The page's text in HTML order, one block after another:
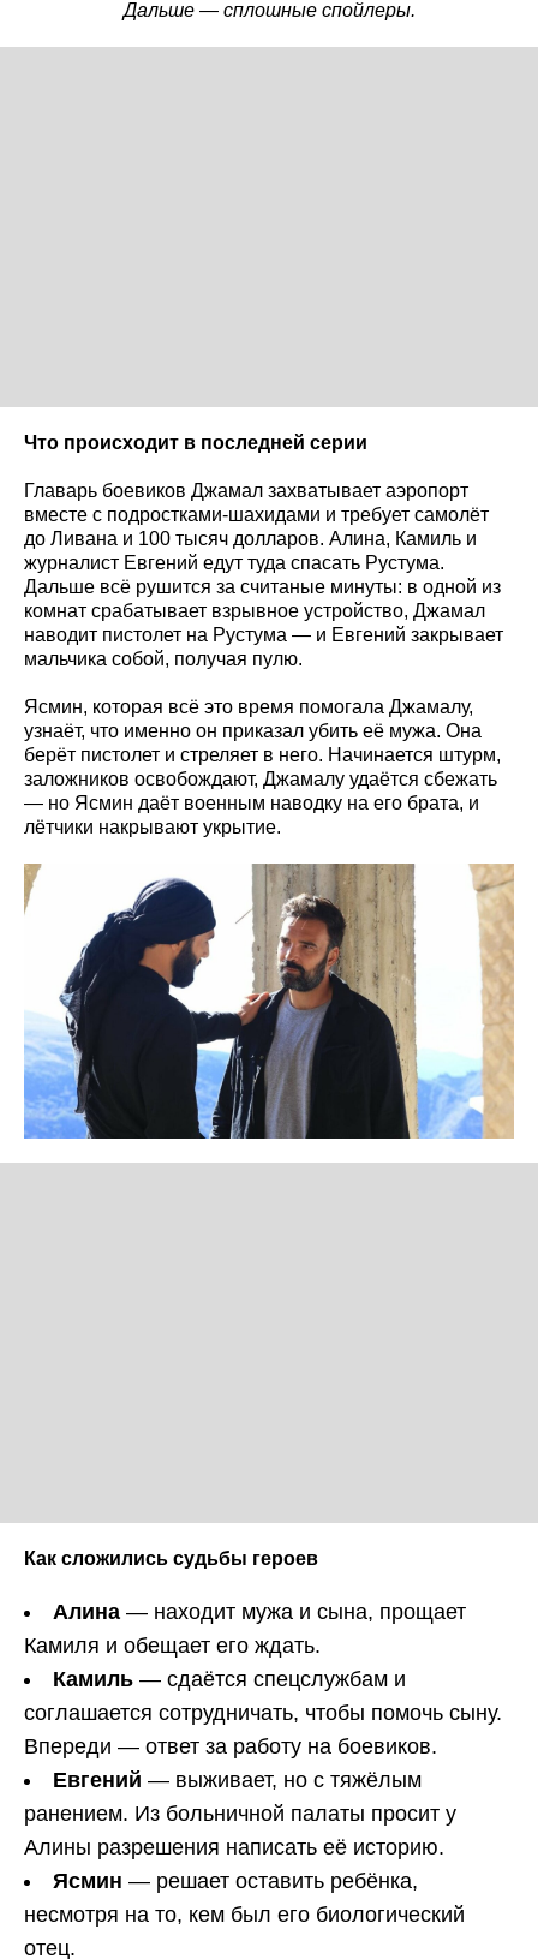
Дальше — сплошные спойлеры.
Что происходит в последней серии
Главарь боевиков Джамал захватывает аэропорт
вместе с подростками-шахидами и требует самолёт
до Ливана и 100 тысяч долларов. Алина, Камиль и
журналист Евгений едут туда спасать Рустума.
Дальше всё рушится за считаные минуты: в одной из
комнат срабатывает взрывное устройство, Джамал
наводит пистолет на Рустума — и Евгений закрывает
мальчика собой, получая пулю.
Ясмин, которая всё это время помогала Джамалу,
узнаёт, что именно он приказал убить её мужа. Она
берёт пистолет и стреляет в него. Начинается штурм,
заложников освобождают, Джамалу удаётся сбежать
— но Ясмин даёт военным наводку на его брата, и
лётчики накрывают укрытие.
Как сложились судьбы героев
Алина — находит мужа и сына, прощает
Камиля и обещает его ждать.
Камиль — сдаётся спецслужбам и
соглашается сотрудничать, чтобы помочь сыну.
Впереди — ответ за работу на боевиков.
Евгений — выживает, но с тяжёлым
ранением. Из больничной палаты просит у
Алины разрешения написать её историю.
Ясмин — решает оставить ребёнка,
несмотря на то, кем был его биологический
отец.